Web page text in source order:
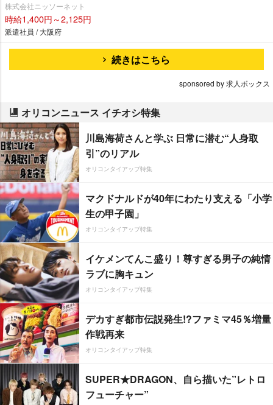
株式会社ニッソーネット
時給1,400円～2,125円
派遣社員 / 大阪府
続きはこちら
sponsored by 求人ボックス
オリコンニュース イチオシ特集
川島海荷さんと学ぶ 日常に潜む“人身取
引”のリアル
オリコンタイアップ特集
マクドナルドが40年にわたり支える「小学
生の甲子園」
オリコンタイアップ特集
イケメンてんこ盛り！尊すぎる男子の純情
ラブに胸キュン
オリコンタイアップ特集
デカすぎ都市伝説発生!?ファミマ45％増量
作戦再来
オリコンタイアップ特集
SUPER★DRAGON、自ら描いた”レトロ
フューチャー”